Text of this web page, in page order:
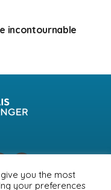
incontournable
you the most
your preferences